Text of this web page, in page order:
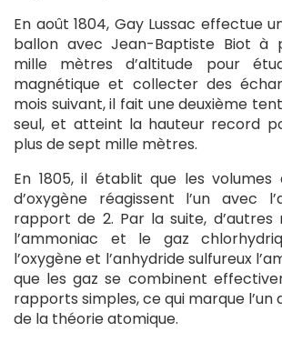
En août 1804, Gay Lussac effectue
ballon avec Jean-Baptiste Biot à
mille mètres d’altitude pour
magnétique et collecter des
mois suivant, il fait une deuxième
seul, et atteint la hauteur record
plus de sept mille mètres.
En 1805, il établit que les volumes
d’oxygène réagissent l’un avec
rapport de 2. Par la suite,
l’ammoniac et le gaz
l’oxygène et l’anhydride sulfureux
que les gaz se combinent
rapports simples, ce qui marque l’un
de la théorie atomique.